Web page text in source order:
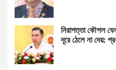
নিরাপত্তা কৌশল
দূরে ঠেলে না দেয়: